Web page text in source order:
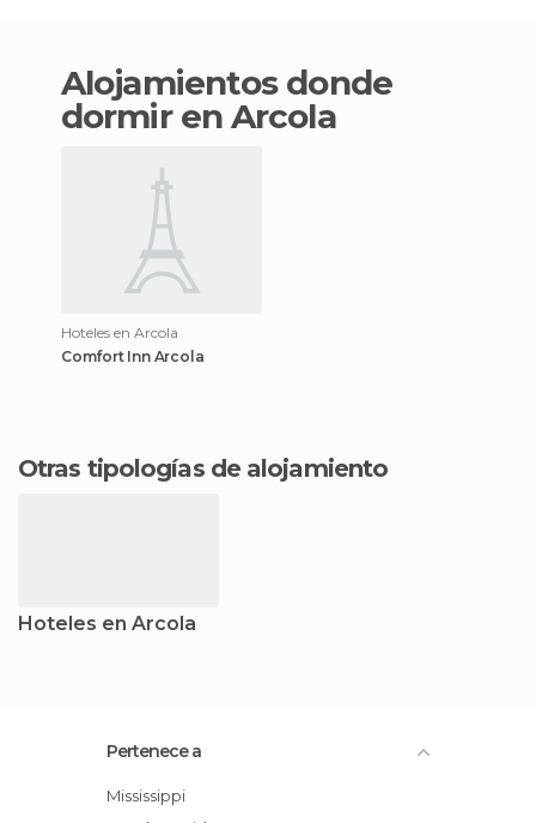
Alojamientos donde
dormir en Arcola
Hoteles en Arcola
Comfort Inn Arcola
Otras tipologías de alojamiento
Hoteles en Arcola
Pertenece a
Mississippi